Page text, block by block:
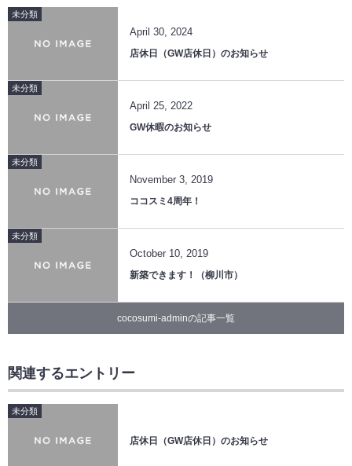
未分類
April 30, 2024
店休日（GW店休日）のお知らせ
未分類
April 25, 2022
GW休暇のお知らせ
未分類
November 3, 2019
ココスミ4周年！
未分類
October 10, 2019
新築できます！（柳川市）
cocosumi-adminの記事一覧
関連するエントリー
未分類
店休日（GW店休日）のお知らせ